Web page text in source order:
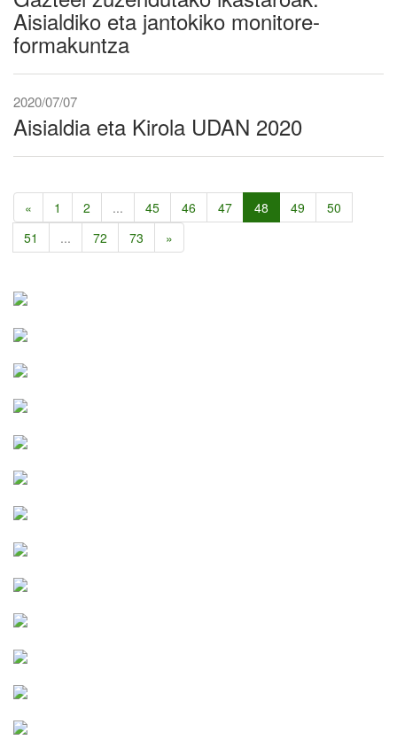
Aisialdiko eta jantokiko monitore-
formakuntza
2020/07/07
Aisialdia eta Kirola UDAN 2020
« 1 2 ... 45 46 47 48 49
50
51
... 72 73 »